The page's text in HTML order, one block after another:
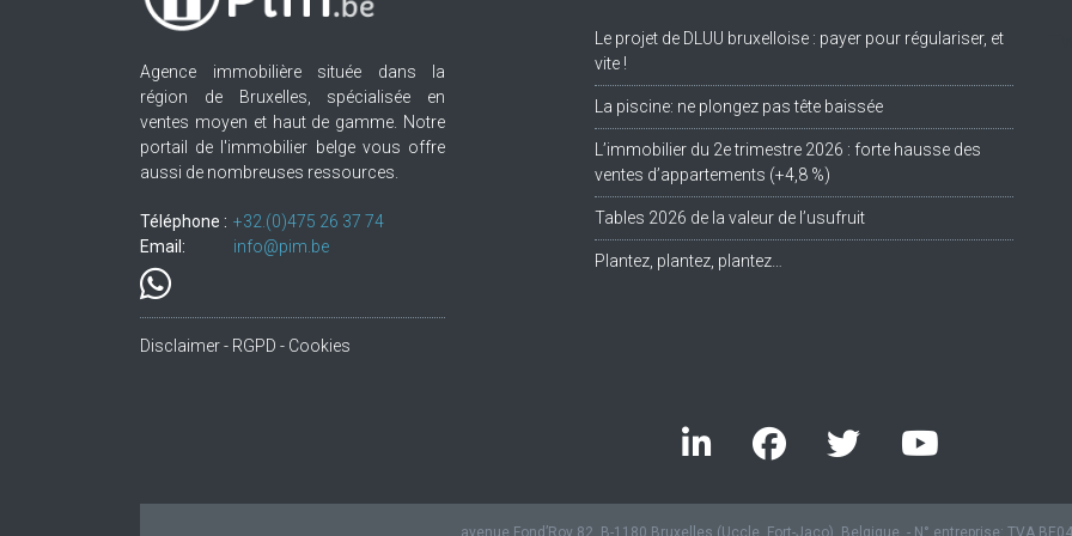
Agence immobilière située dans la
région de Bruxelles, spécialisée en
ventes moyen et haut de gamme. Notre
portail de l'immobilier belge vous offre
aussi de nombreuses ressources.
Téléphone : +32.(0)475 26 37 74
Email:
info@pim.be
Disclaimer - RGPD - Cookies
Le projet de DLUU bruxelloise : payer pour régulariser, et
vite !
La piscine: ne plongez pas tête baissée
L’immobilier du 2e trimestre 2026 : forte hausse des
ventes d’appartements (+4,8 %)
Tables 2026 de la valeur de l’usufruit
Plantez, plantez, plantez…
avenue Fond’Roy 82, B-1180 Bruxelles (Uccle, Fort-Jaco), Belgique. - N° entreprise: TVA